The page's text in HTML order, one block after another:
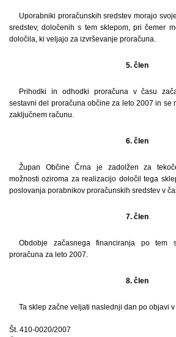
Uporabniki proračunskih sredstev morajo
sredstev, določenih s tem sklepom, pri čemer
določila, ki veljajo za izvrševanje proračuna.
5. člen
Prihodki in odhodki proračuna v času
sestavni del proračuna občine za leto 2007 in se
zaključnem računu.
6. člen
Župan Občine Črna je zadolžen za
možnosti oziroma za realizacijo določil tega
poslovanja porabnikov proračunskih sredstev v
7. člen
Obdobje začasnega financiranja po tem
proračuna za leto 2007.
8. člen
Ta sklep začne veljati naslednji dan po objavi v
Št. 410-0020/2007